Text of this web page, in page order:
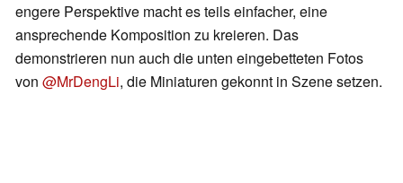
engere Perspektive macht es teils einfacher, eine
ansprechende Komposition zu kreieren. Das
demonstrieren nun auch die unten eingebetteten Fotos
von @MrDengLi, die Miniaturen gekonnt in Szene setzen.